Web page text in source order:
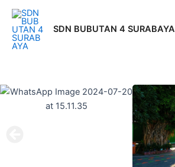
Skip
content
SDN BUBUTAN 4 SURABAYA